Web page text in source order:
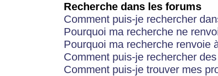
Recherche dans les forums
Comment puis-je rechercher
Pourquoi ma recherche ne
Pourquoi ma recherche renvoie
Comment puis-je rechercher
Comment puis-je trouver mes